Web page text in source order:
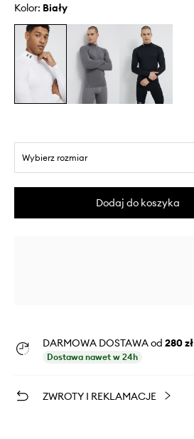
Kolor: biały
Wybierz rozmiar
Dodaj do koszyka
DARMOWA DOSTAWA od 280 zł
Dostawa nawet w 24h
ZWROTY I REKLAMACJE